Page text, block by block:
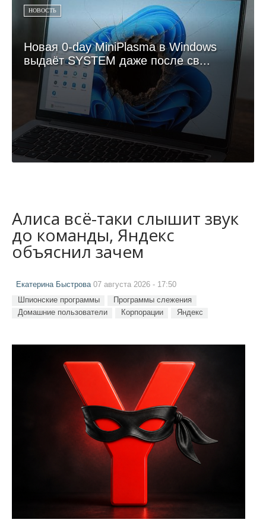
НОВОСТЬ
Новая 0-day MiniPlasma в Windows
выдаёт SYSTEM даже после св...
Алиса всё-таки слышит звук
до команды, Яндекс
объяснил зачем
Екатерина Быстрова 07 августа 2026 - 17:50
Шпионские программы
Программы слежения
Домашние пользователи
Корпорации Яндекс